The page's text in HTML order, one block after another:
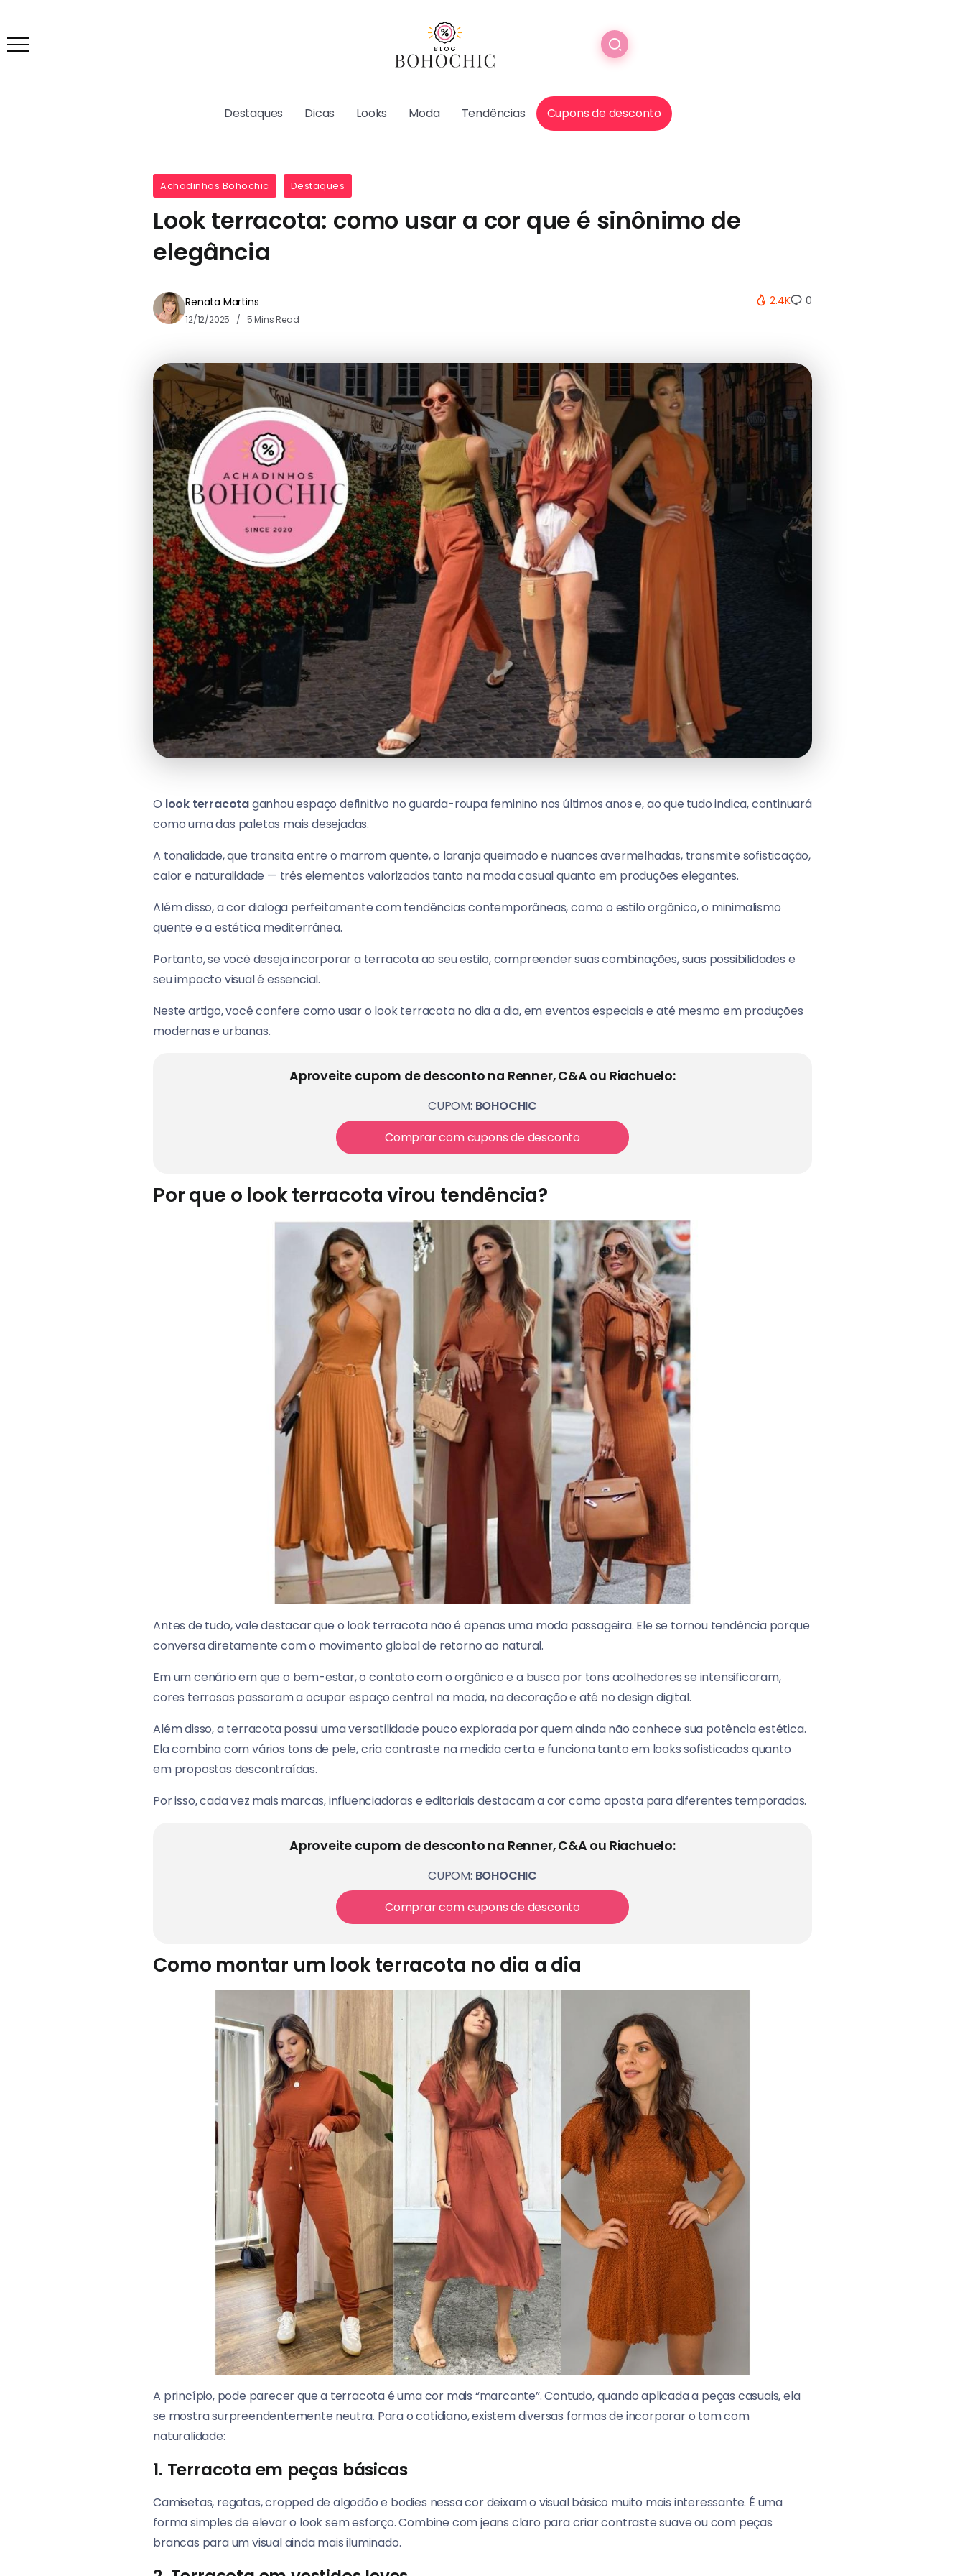
Destaques Dicas Looks Moda Tendências Cupons de desconto
Achadinhos Bohochic Destaques
Look terracota: como usar a cor que é sinônimo de
elegância
Renata Martins
12/12/2025 5 Mins Read
2.4K 0
O look terracotaganhou espaço definitivo no guarda-roupa feminino nos últimos anos e, ao que tudo indica, continuará
como uma das paletas mais desejadas.
A tonalidade, que transita entre o marrom quente, o laranja queimado e nuances avermelhadas, transmite sofisticação,
calor e naturalidade — três elementos valorizados tanto na moda casual quanto em produções elegantes.
Além disso, a cor dialoga perfeitamente com tendências contemporâneas, como o estilo orgânico, o minimalismo
quente e a estética mediterrânea.
Portanto, se você deseja incorporar a terracota ao seu estilo, compreender suas combinações, suas possibilidades e
seu impacto visual é essencial.
Neste artigo, você confere como usar o look terracota no dia a dia, em eventos especiais e até mesmo em produções
modernas e urbanas.
Aproveite cupom de desconto na Renner, C&A ou Riachuelo:
CUPOM: BOHOCHIC
Comprar com cupons de desconto
Por que o look terracota virou tendência?
Antes de tudo, vale destacar que o look terracota não é apenas uma moda passageira. Ele se tornou tendência porque
conversa diretamente com o movimento global de retorno ao natural.
Em um cenário em que o bem-estar, o contato com o orgânico e a busca por tons acolhedores se intensificaram,
cores terrosas passaram a ocupar espaço central na moda, na decoração e até no design digital.
Além disso, a terracota possui uma versatilidade pouco explorada por quem ainda não conhece sua potência estética.
Ela combina com vários tons de pele, cria contraste na medida certa e funciona tanto em looks sofisticados quanto
em propostas descontraídas.
Por isso, cada vez mais marcas, influenciadoras e editoriais destacam a cor como aposta para diferentes temporadas.
Aproveite cupom de desconto na Renner, C&A ou Riachuelo:
CUPOM: BOHOCHIC
Comprar com cupons de desconto
Como montar um look terracota no dia a dia
A princípio, pode parecer que a terracota é uma cor mais “marcante”. Contudo, quando aplicada a peças casuais, ela
se mostra surpreendentemente neutra. Para o cotidiano, existem diversas formas de incorporar o tom com
naturalidade:
1. Terracota em peças básicas
Camisetas, regatas, cropped de algodão e bodies nessa cor deixam o visual básico muito mais interessante. É uma
forma simples de elevar o look sem esforço. Combine com jeans claro para criar contraste suave ou com peças
brancas para um visual ainda mais iluminado.